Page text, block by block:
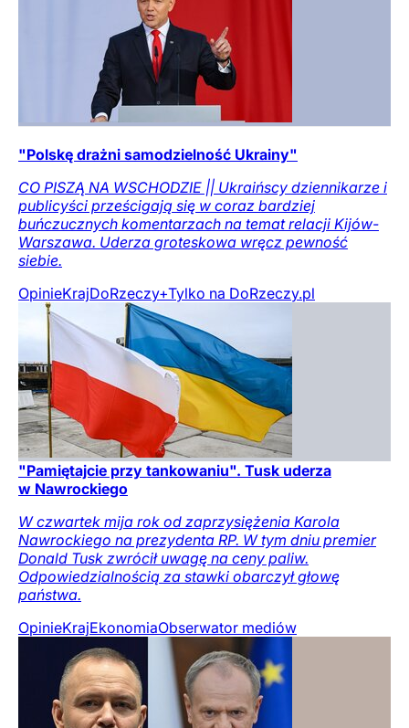
"Polskę drażni samodzielność Ukrainy"
CO PISZĄ NA WSCHODZIE || Ukraińscy dziennikarze i
publicyści prześcigają się w coraz bardziej
buńczucznych komentarzach na temat relacji Kijów-
Warszawa. Uderza groteskowa wręcz pewność
siebie.
OpinieKrajDoRzeczy+Tylko na DoRzeczy.pl
"Pamiętajcie przy tankowaniu". Tusk uderza
w Nawrockiego
W czwartek mija rok od zaprzysiężenia Karola
Nawrockiego na prezydenta RP. W tym dniu premier
Donald Tusk zwrócił uwagę na ceny paliw.
Odpowiedzialnością za stawki obarczył głowę
państwa.
OpinieKrajEkonomiaObserwator mediów